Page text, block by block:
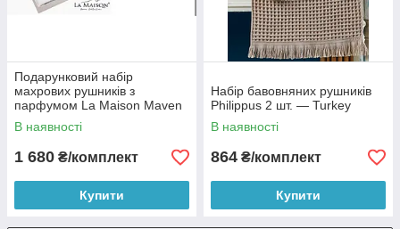
Подарунковий набір
махрових рушників з
парфумом La Maison Maven
- Turkey
В наявності
1 680 ₴/комплект
Купити
Набір бавовняних рушників
Philippus 2 шт. — Turkey
В наявності
864 ₴/комплект
Купити